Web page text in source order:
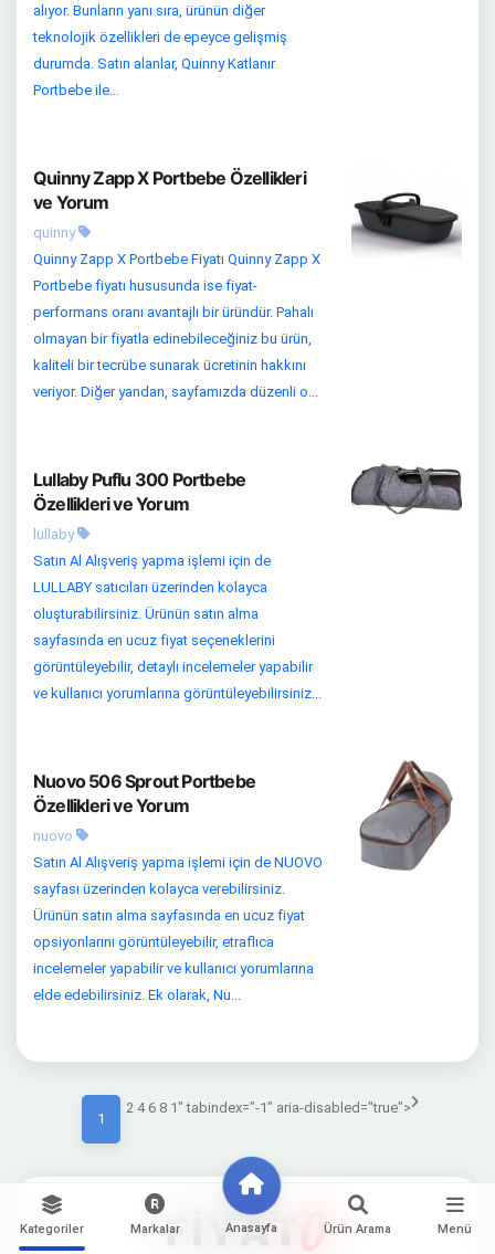
Kategoriler Markalar Anasayfa Ürün Arama Menü
alıyor. Bunların yanı sıra, ürünün diğer
teknolojik özellikleri de epeyce gelişmiş
durumda. Satın alanlar, Quinny Katlanır
Portbebe ile...
Quinny Zapp X Portbebe Özellikleri
ve Yorum
quinny
Quinny Zapp X Portbebe Fiyatı Quinny Zapp X
Portbebe fiyatı hususunda ise fiyat-
performans oranı avantajlı bir üründür. Pahalı
olmayan bir fiyatla edinebileceğiniz bu ürün,
kaliteli bir tecrübe sunarak ücretinin hakkını
veriyor. Diğer yandan, sayfamızda düzenli o...
Lullaby Puflu 300 Portbebe
Özellikleri ve Yorum
lullaby
Satın Al Alışveriş yapma işlemi için de
LULLABY satıcıları üzerinden kolayca
oluşturabilirsiniz. Ürünün satın alma
sayfasında en ucuz fiyat seçeneklerini
görüntüleyebilir, detaylı incelemeler yapabilir
ve kullanıcı yorumlarına görüntüleyebilirsiniz...
Nuovo 506 Sprout Portbebe
Özellikleri ve Yorum
nuovo
Satın Al Alışveriş yapma işlemi için de NUOVO
sayfası üzerinden kolayca verebilirsiniz.
Ürünün satın alma sayfasında en ucuz fiyat
opsiyonlarını görüntüleyebilir, etraflıca
incelemeler yapabilir ve kullanıcı yorumlarına
elde edebilirsiniz. Ek olarak, Nu...
1
2 4 6 8 1" tabindex="-1" aria-disabled="true">